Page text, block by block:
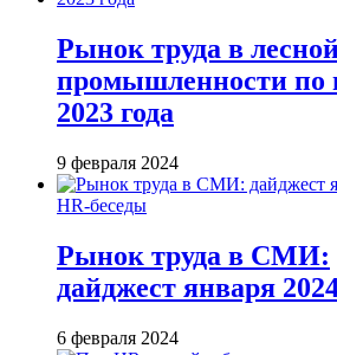
Рынок труда в
промышленности по
2023 года
9 февраля 2024
HR-беседы
Рынок труда в СМИ:
дайджест января
6 февраля 2024